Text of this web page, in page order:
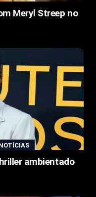
Meryl Streep no
ambientado